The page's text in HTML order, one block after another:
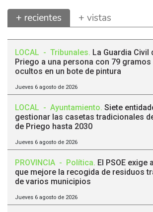
+ recientes + vistas
LOCAL - Tribunales. La Guardia Civil
Priego a una persona con 79
ocultos en un bote de pintura
Jueves 6 agosto de 2026
LOCAL - Ayuntamiento. Siete
gestionar las casetas tradicionales
de Priego hasta 2030
Jueves 6 agosto de 2026
PROVINCIA - Política. El PSOE exige
que mejore la recogida de residuos
de varios municipios
Jueves 6 agosto de 2026